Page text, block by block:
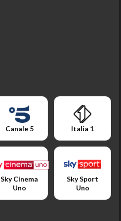
Canale 5 Italia 1
Sky Cinema
Uno
Sky Sport
Uno